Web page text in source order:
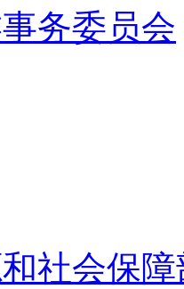
务委员会
社会保